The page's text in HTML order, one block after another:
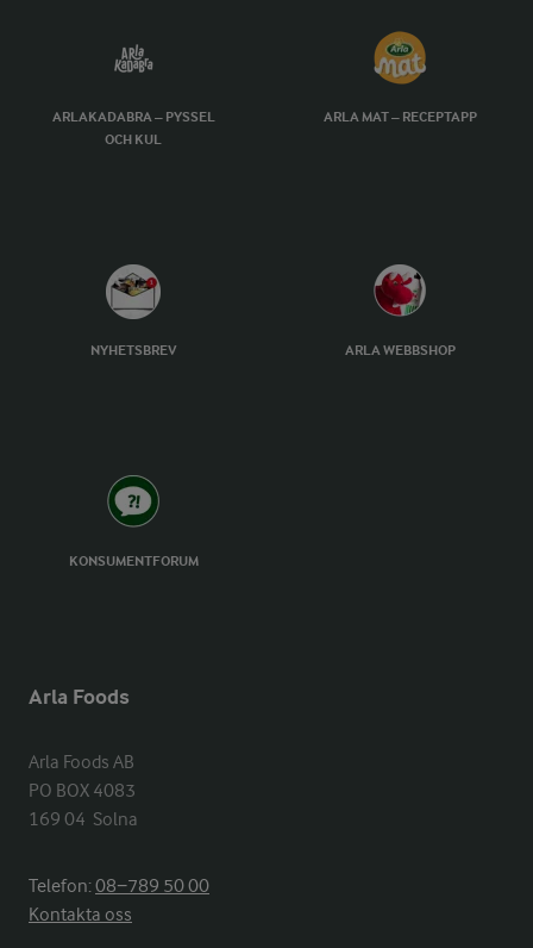
ARLAKADABRA – PYSSEL
OCH KUL
ARLA MAT – RECEPTAPP
NYHETSBREV ARLA WEBBSHOP
KONSUMENTFORUM
Arla Foods
Arla Foods AB
PO BOX 4083
169 04  Solna
Telefon:08−789 50 00
Kontakta oss